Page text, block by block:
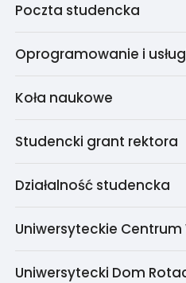
Poczta studencka
Oprogramowanie i
Koła naukowe
Studencki grant rektora
Działalność studencka
Uniwersyteckie
Uniwersytecki Dom